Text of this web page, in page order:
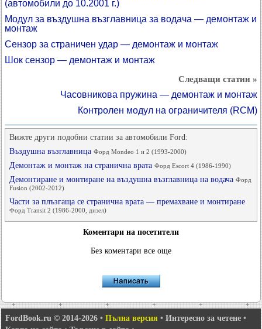
(автомобили до 10.2001 г.)
Модул за въздушна възглавница за водача — демонтаж и
монтаж
Сензор за страничен удар — демонтаж и монтаж
Шок сензор — демонтаж и монтаж
Следващи статии »
Часовникова пружина — демонтаж и монтаж
Контролен модул на ограничителя (RCM)
Вижте други подобни статии за автомобили Ford:
Въздушна възглавница Форд Mondeo 1 и 2 (1993-2000)
Демонтаж и монтаж на странична врата Форд Escort 4 (1986-1990)
Демонтиране и монтиране на въздушна възглавница на водача Форд
Fusion (2002-2012)
Части за плъзгаща се странична врата — премахване и монтиране
Форд Transit 2 (1986-2000, дизел)
Коментари на посетители
Без коментари все още
FordBook.ru © 2014-2026 • Пълна версия • Интересно за четене •